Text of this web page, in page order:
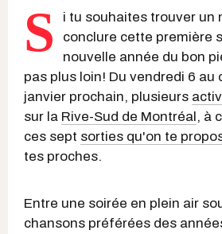
S
i tu souhaites trouver un
conclure cette première
nouvelle année du bon
pas plus loin! Du vendredi 6 au
janvier prochain, plusieurs
sur la Rive-Sud de Montréal, à
ces sept sorties qu'on te
tes proches.
Entre une soirée en plein air
chansons préférées des